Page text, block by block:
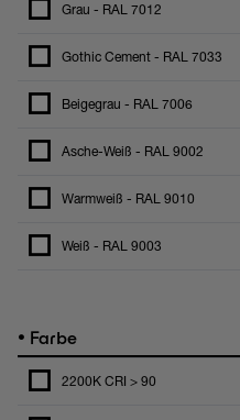
Grau - RAL 7012
Gothic Cement - RAL 7033
Beigegrau - RAL 7006
Asche-Weiß - RAL 9002
Warmweiß - RAL 9010
Weiß - RAL 9003
• Farbe
2200K CRI > 90